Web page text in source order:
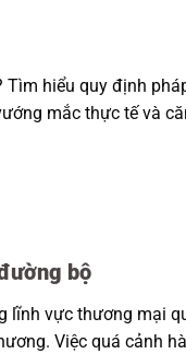
Tìm hiểu quy định
mắc thực tế và
bộ
lĩnh vực thương mại
Việc quá cảnh